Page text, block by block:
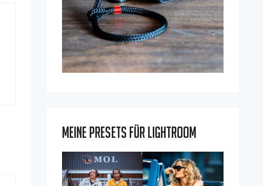
Meine Presets für Lightroom